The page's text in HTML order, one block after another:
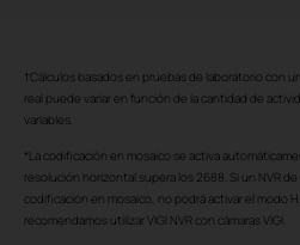
†Cálculos basados en pruebas de laboratorio con
real puede variar en función de la cantidad de
variables.
*La codificación en mosaico se activa
resolución horizontal supera los 2688. Si un NVR
codificación en mosaico, no podrá activar el modo
recomendamos utilizar VIGI NVR con cámaras VIGI.